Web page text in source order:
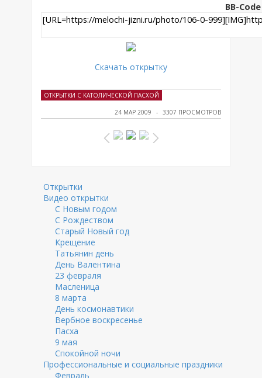
BB-
Скачать открытку
ОТКРЫТКИ С КАТОЛИЧЕСКОЙ ПАСХОЙ
24 МАР 2009 3307 ПРОСМОТРОВ
Открытки
Видео открытки
С Новым годом
С Рождеством
Старый Новый год
Крещение
Татьянин день
День Валентина
23 февраля
Масленица
8 марта
День космонавтики
Вербное воскресенье
Пасха
9 мая
Спокойной ночи
Профессиональные и социальные праздники
Февраль